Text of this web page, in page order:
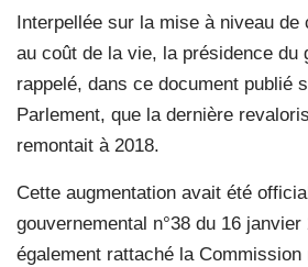
Interpellée sur la mise à niveau de
au coût de la vie, la présidence du
rappelé, dans ce document publié
Parlement, que la dernière
remontait à 2018.
Cette augmentation avait été
gouvernemental n°38 du 16 janvier
également rattaché la Commission